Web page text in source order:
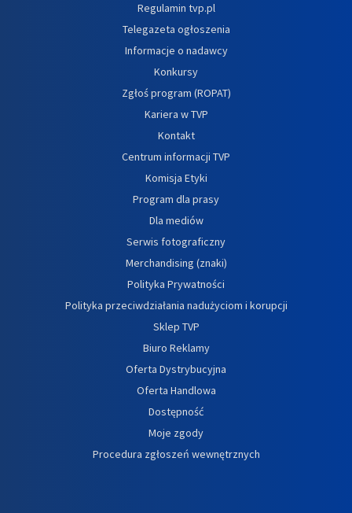
Regulamin tvp.pl
Telegazeta ogłoszenia
Informacje o nadawcy
Konkursy
Zgłoś program (ROPAT)
Kariera w TVP
Kontakt
Centrum informacji TVP
Komisja Etyki
Program dla prasy
Dla mediów
Serwis fotograficzny
Merchandising (znaki)
Polityka Prywatności
Polityka przeciwdziałania nadużyciom i korupcji
Sklep TVP
Biuro Reklamy
Oferta Dystrybucyjna
Oferta Handlowa
Dostępność
Moje zgody
Procedura zgłoszeń wewnętrznych